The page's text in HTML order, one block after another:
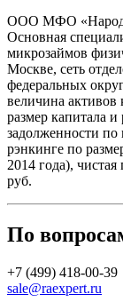
ООО МФО
Основная
микрозаймов
Москве, сеть
федеральных
величина активов
размер капитала и
задолженности
рэнкинге по
2014 года),
руб.
По
+7 (499) 418-00-39
sale@raexpert.ru